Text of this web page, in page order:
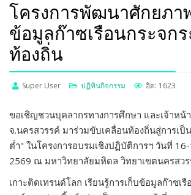
โครงการพัฒนาศักยภา
ข้อมูลก๊าซเรือนกระจก
ท้องถิ่น
Super User ปฏิทินกิจกรรม ฮิต: 1623
ขอเชิญชวนบุคลากรทางการศึกษา และเจ้าหน้
จ.นครสวรรค์ มาร่วมขับเคลื่อนท้องถิ่นสู่การเ
ต่ำ" ในโครงการอบรมเชิงปฏิบัติการฯ วันที่
2569 ณ มหาวิทยาลัยมหิดล วิทยาเขตนครสว
เกาะติดเทรนด์โลก เรียนรู้การเก็บข้อมูลก๊าซเ